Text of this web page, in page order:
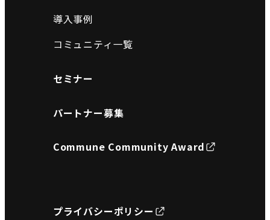
導入事例
コミュニティ一覧
セミナー
パートナー募集
Commune Community Award
プライバシーポリシー